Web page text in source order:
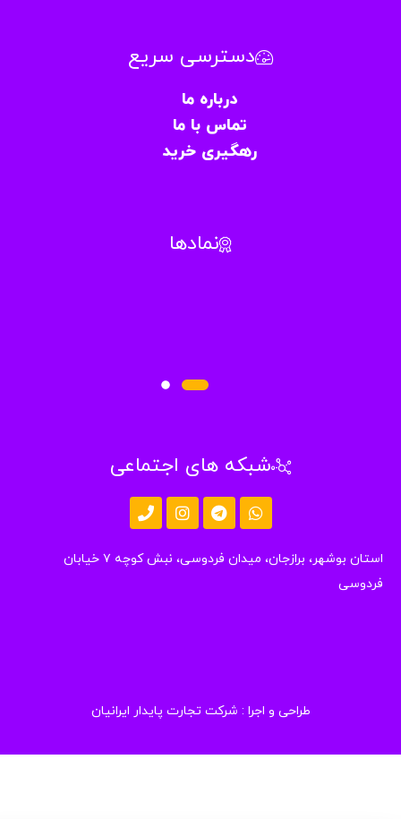
دسترسی سریع
درباره ما
تماس با ما
رهگیری خرید
نمادها
شبکه های اجتماعی
استان بوشهر، برازجان، میدان فردوسی، نبش کوچه ۷ خیابان
طراحی و اجرا :شرکت تجارت پایدار ایرانیان